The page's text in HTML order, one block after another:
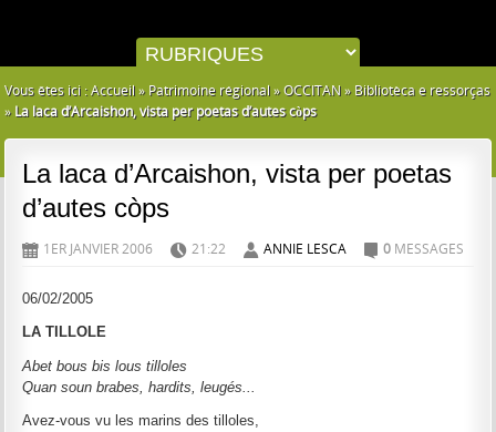
Vous êtes ici :Accueil » Patrimoine régional »OCCITAN » Bibliotèca e ressorças
» La laca d’Arcaishon, vista per poetas d’autes còps
La laca d’Arcaishon, vista per poetas
d’autes còps
D 1ER JANVIER 2006 H 21:22 A ANNIE LESCA 0 MESSAGES
06/02/2005
LA TILLOLE
Abet bous bis lous tilloles
Quan soun brabes, hardits, leugés...
Avez-vous vu les marins des tilloles,